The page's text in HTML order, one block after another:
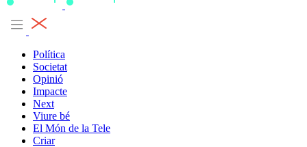
Política
Societat
Opinió
Impacte
Next
Viure bé
El Món de la Tele
Criar